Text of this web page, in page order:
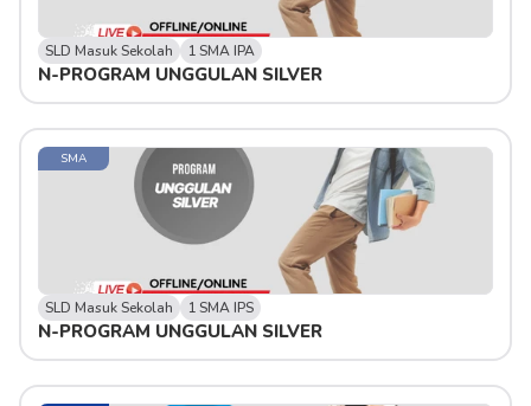
SLD Masuk Sekolah 1 SMA IPA
N-PROGRAM UNGGULAN SILVER
SMA
SLD Masuk Sekolah 1 SMA IPS
N-PROGRAM UNGGULAN SILVER